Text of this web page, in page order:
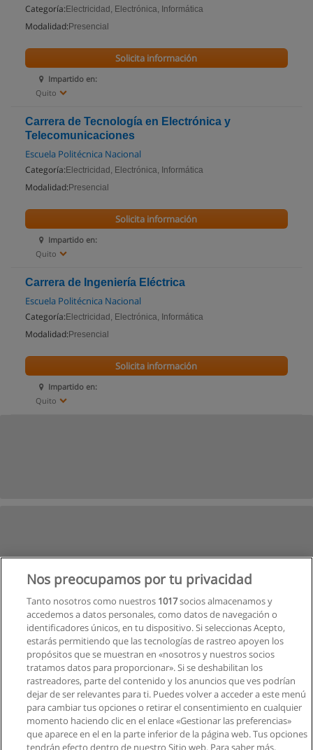
Categoría: Electricidad, Electrónica, Informática
Modalidad: Presencial
Impartido en:
Quito
Solicita información
Carrera de Tecnología en Electrónica y
Telecomunicaciones
Escuela Politécnica Nacional
Categoría: Electricidad, Electrónica, Informática
Modalidad: Presencial
Impartido en:
Quito
Solicita información
Carrera de Ingeniería Eléctrica
Escuela Politécnica Nacional
Categoría: Electricidad, Electrónica, Informática
Modalidad: Presencial
Impartido en:
Quito
Solicita información
Siguiente
Página1de2
Nos preocupamos por tu privacidad
Tanto nosotros como nuestros 1017socios almacenamos y
accedemos a datos personales, como datos de navegación o
identificadores únicos, en tu dispositivo. Si seleccionas Acepto,
estarás permitiendo que las tecnologías de rastreo apoyen los
propósitos que se muestran en «nosotros y nuestros socios
tratamos datos para proporcionar». Si se deshabilitan los
rastreadores, parte del contenido y los anuncios que ves podrían
dejar de ser relevantes para ti. Puedes volver a acceder a este menú
para cambiar tus opciones o retirar el consentimiento en cualquier
momento haciendo clic en el enlace «Gestionar las preferencias»
que aparece en el en la parte inferior de la página web. Tus opciones
tendrán efecto dentro de nuestro Sitio web. Para saber más,